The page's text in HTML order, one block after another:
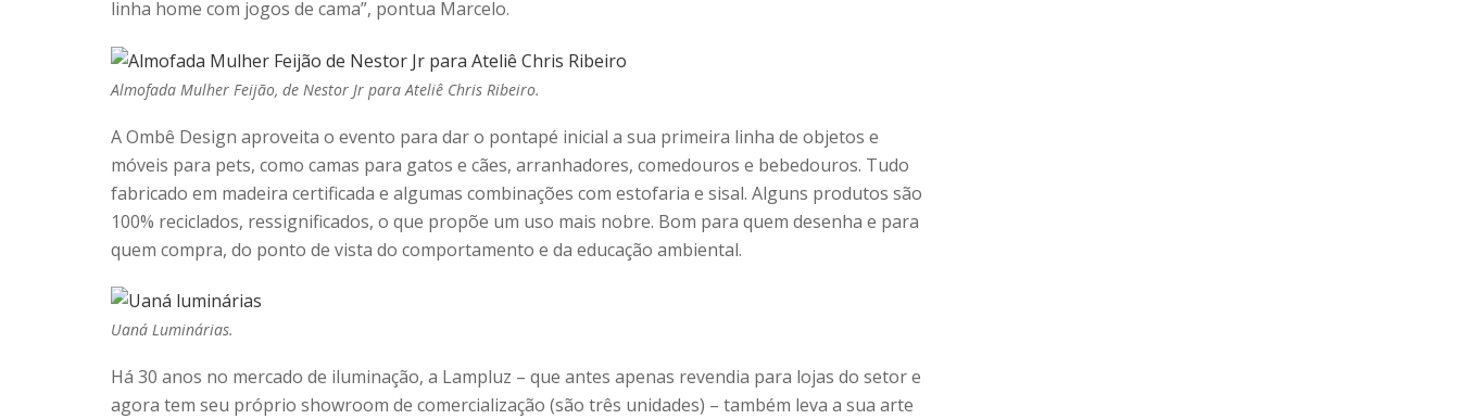
linha home com jogos de cama”, pontua Marcelo.
Almofada Mulher Feijão, de Nestor Jr para Ateliê Chris Ribeiro.
A Ombê Design aproveita o evento para dar o pontapé inicial a sua primeira linha de objetos e
móveis para pets, como camas para gatos e cães, arranhadores, comedouros e bebedouros. Tudo
fabricado em madeira certificada e algumas combinações com estofaria e sisal. Alguns produtos são
100% reciclados, ressignificados, o que propõe um uso mais nobre. Bom para quem desenha e para
quem compra, do ponto de vista do comportamento e da educação ambiental.
Uaná Luminárias.
Há 30 anos no mercado de iluminação, a Lampluz – que antes apenas revendia para lojas do setor e
agora tem seu próprio showroom de comercialização (são três unidades) – também leva a sua arte